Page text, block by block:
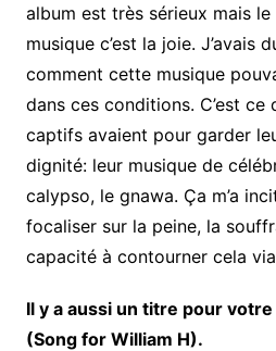
album est très sérieux mais
musique c’est la joie. J’avais
comment cette musique
dans ces conditions. C’est ce
captifs avaient pour garder
dignité: leur musique de
calypso, le gnawa. Ça m’a
focaliser sur la peine, la
capacité à contourner cela
Il y a aussi un titre pour
(Song for William H).